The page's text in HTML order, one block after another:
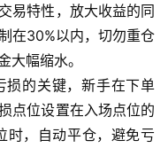
易特性，放大收益的同
在30%以内，切勿重仓
大幅缩水。
损的关键，新手在下单
点位设置在入场点位的
时，自动平仓，避免亏